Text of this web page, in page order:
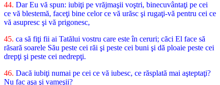
44. Dar Eu vă spun: iubiţi pe vrăjmaşii voştri, binecuvântaţi pe cei
ce vă blestemă, faceţi bine celor ce vă urăsc şi rugaţi-vă pentru cei ce
vă asupresc şi vă prigonesc,
45. ca să fiţi fii ai Tatălui vostru care este în ceruri; căci El face să
răsară soarele Său peste cei răi şi peste cei buni şi dă ploaie peste cei
drepţi şi peste cei nedrepţi.
46. Dacă iubiţi numai pe cei ce vă iubesc, ce răsplată mai aşteptaţi?
Nu fac aşa şi vameşii?